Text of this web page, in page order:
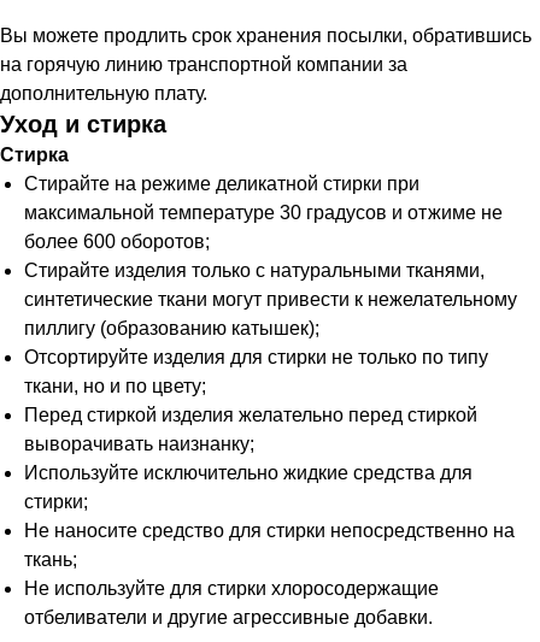
Вы можете продлить срок хранения посылки, обратившись
на горячую линию транспортной компании за
дополнительную плату.
Уход и стирка
Стирка
Стирайте на режиме деликатной стирки при
максимальной температуре 30 градусов и отжиме не
более 600 оборотов;
Стирайте изделия только с натуральными тканями,
синтетические ткани могут привести к нежелательному
пиллигу (образованию катышек);
Отсортируйте изделия для стирки не только по типу
ткани, но и по цвету;
Перед стиркой изделия желательно перед стиркой
выворачивать наизнанку;
Используйте исключительно жидкие средства для
стирки;
Не наносите средство для стирки непосредственно на
ткань;
Не используйте для стирки хлоросодержащие
отбеливатели и другие агрессивные добавки.